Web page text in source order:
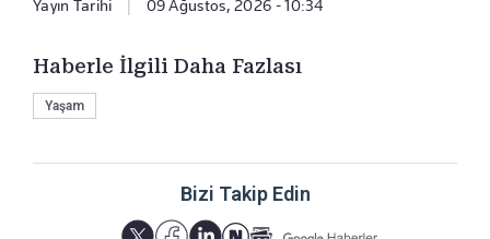
Yayın Tarihi 09 Ağustos, 2026 - 10:34
Haberle İlgili Daha Fazlası
Yaşam
Bizi Takip Edin